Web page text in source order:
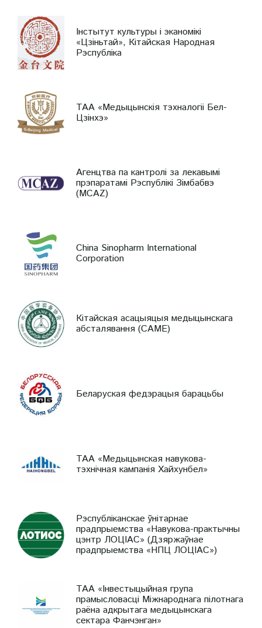
Інстытут культуры і эканомікі
«Цзіньтай», Кітайская Народная
Рэспубліка
ТАА «Медыцынскія тэхналогіі Бел-
Цзінхэ»
Агенцтва па кантролі за лекавымі
прэпаратамі Рэспублікі Зімбабвэ
(MCAZ)
China Sinopharm International
Corporation
Кітайская асацыяцыя медыцынскага
абсталявання (CAME)
Беларуская федэрацыя барацьбы
ТАА «Медыцынская навукова-
тэхнічная кампанія Хайхунбел»
Рэспубліканскае ўнітарнае
прадпрыемства «Навукова-практычны
цэнтр ЛОЦІАС» (Дзяржаўнае
прадпрыемства «НПЦ ЛОЦІАС»)
ТАА «Інвестыцыйная група
прамысловасці Міжнароднага пілотнага
раёна адкрытага медыцынскага
сектара Фанчэнган»